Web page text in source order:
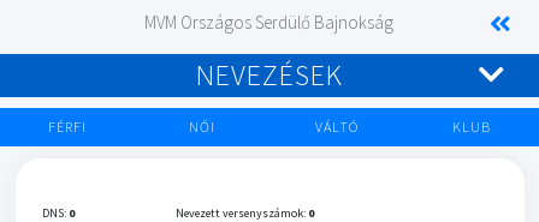
MVM Országos Serdülő Bajnokság
NEVEZÉSEK
FÉRFI NŐI VÁLTÓ KLUB
DNS: 0
Nevezett versenyszámok: 0